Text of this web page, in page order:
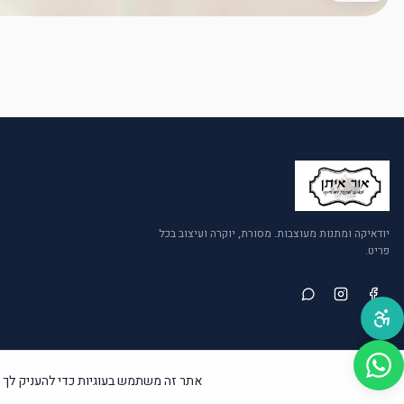
יודאיקה ומתנות מעוצבות. מסורת, יוקרה ועיצוב בכל
פריט.
©
2026 אור איתן – יודאיקה ומתנות. כל הזכויות שמורות.אתר זה משתמש בעוגיות כדי להעניק